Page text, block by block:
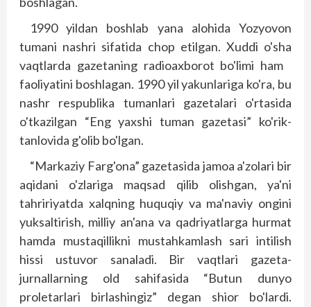
1990 yildan boshlab yana alohida Yozyovon
tumani nashri sifatida chop etilgan. Xuddi o'sha
vaqtlarda gazetaning radioaxborot bo'limi ham
faoliyatini boshlagan. 1990 yil yakunlariga ko'ra, bu
nashr respublika tumanlari gazetalari o'rtasida
o'tkazilgan “Eng yaxshi tuman gazetasi” ko'rik-
tanlovida g'olib bo'lgan.
“Markaziy Farg'ona” gazetasida jamoa a'zolari bir
aqidani o'zlariga maqsad qilib olishgan, ya'ni
tahririyatda xalqning huquqiy va ma'naviy ongini
yuksaltirish, milliy an'ana va qadriyatlarga hurmat
hamda mustaqillikni mustahkamlash sari intilish
hissi ustuvor sanaladi. Bir vaqtlari gazeta-
jurnallarning old sahifasida “Butun dunyo
proletarlari birlashingiz” degan shior bo'lardi.